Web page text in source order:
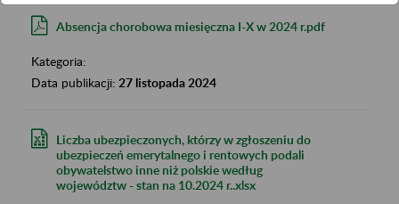
Absencja chorobowa miesięczna I-X w 2024 r.pdf
Kategoria:
Data publikacji: 27 listopada 2024
Liczba ubezpieczonych, którzy w zgłoszeniu do
ubezpieczeń emerytalnego i rentowych podali
obywatelstwo inne niż polskie według
województw - stan na 10.2024 r..xlsx